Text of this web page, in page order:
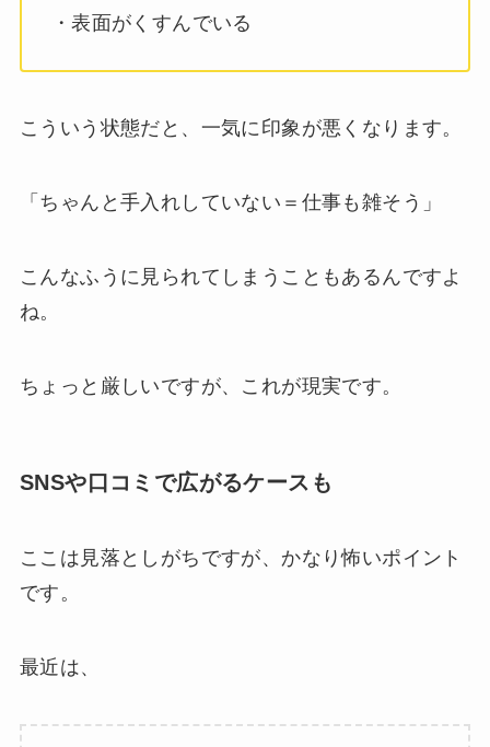
・表面がくすんでいる
こういう状態だと、一気に印象が悪くなります。
「ちゃんと手入れしていない＝仕事も雑そう」
こんなふうに見られてしまうこともあるんですよ
ね。
ちょっと厳しいですが、これが現実です。
SNSや口コミで広がるケースも
ここは見落としがちですが、かなり怖いポイント
です。
最近は、